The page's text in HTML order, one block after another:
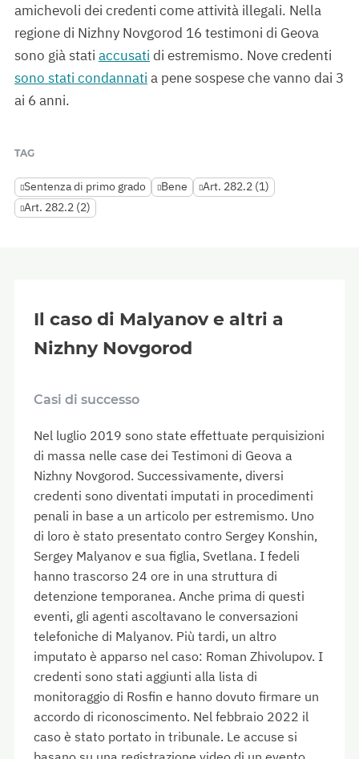
amichevoli dei credenti come attività illegali. Nella
regione di Nizhny Novgorod 16 testimoni di Geova
sono già stati accusati di estremismo. Nove credenti
sono stati condannati a pene sospese che vanno dai 3
ai 6 anni.
TAG
Sentenza di primo grado Bene
Art. 282.2 (1)
Art. 282.2 (2)
Il caso di Malyanov e altri a
Nizhny Novgorod
Casi di successo
Nel luglio 2019 sono state effettuate perquisizioni
di massa nelle case dei Testimoni di Geova a
Nizhny Novgorod. Successivamente, diversi
credenti sono diventati imputati in procedimenti
penali in base a un articolo per estremismo. Uno
di loro è stato presentato contro Sergey Konshin,
Sergey Malyanov e sua figlia, Svetlana. I fedeli
hanno trascorso 24 ore in una struttura di
detenzione temporanea. Anche prima di questi
eventi, gli agenti ascoltavano le conversazioni
telefoniche di Malyanov. Più tardi, un altro
imputato è apparso nel caso: Roman Zhivolupov. I
credenti sono stati aggiunti alla lista di
monitoraggio di Rosfin e hanno dovuto firmare un
accordo di riconoscimento. Nel febbraio 2022 il
caso è stato portato in tribunale. Le accuse si